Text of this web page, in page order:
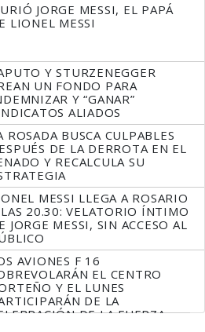
JORGE MESSI, EL PAPÁ
LIONEL MESSI
Y STURZENEGGER
UN FONDO PARA
Y “GANAR”
ALIADOS
ROSADA BUSCA CULPABLES
DE LA DERROTA EN EL
Y RECALCULA SU
MESSI LLEGA A ROSARIO
20.30: VELATORIO ÍNTIMO
JORGE MESSI, SIN ACCESO AL
AVIONES F 16
EL CENTRO
Y EL LUNES
DE LA
DE LA FUERZA